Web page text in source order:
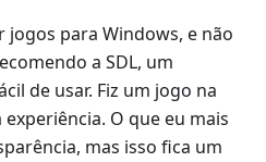
jogos para Windows, e não
a SDL, um
de usar. Fiz um jogo na
O que eu mais
mas isso fica um